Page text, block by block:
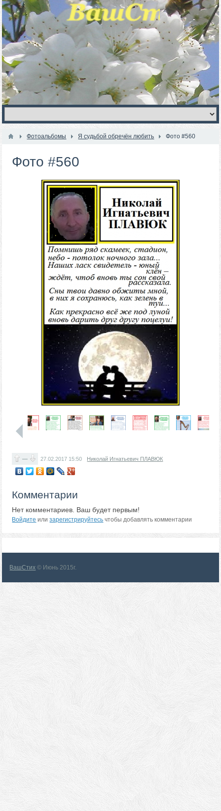
Фотоальбомы Я судьбой обречён любить Фото #560
Фото #560
— 27.02.2017 15:50 Николай Игнатьевич ПЛАВЮК
Комментарии
Нет комментариев. Ваш будет первым!
Войдите илизарегистрируйтесь чтобы добавлять комментарии
ВашСтих © Июнь 2015г.